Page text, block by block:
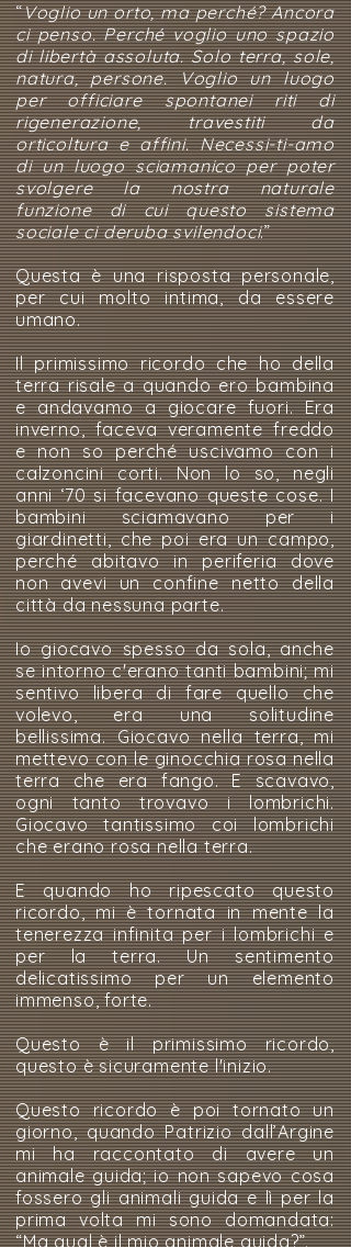
“Voglio un orto, ma perché? Ancora
ci penso. Perché voglio uno spazio
di libertà assoluta. Solo terra, sole,
natura, persone. Voglio un luogo
per officiare spontanei riti di
rigenerazione, travestiti da
orticoltura e affini. Necessi-ti-amo
di un luogo sciamanico per poter
svolgere la nostra naturale
funzione di cui questo sistema
sociale ci deruba svilendoci.”
Questa è una risposta personale,
per cui molto intima, da essere
umano.
Il primissimo ricordo che ho della
terra risale a quando ero bambina
e andavamo a giocare fuori. Era
inverno, faceva veramente freddo
e non so perché uscivamo con i
calzoncini corti. Non lo so, negli
anni ‘70 si facevano queste cose. I
bambini sciamavano per i
giardinetti, che poi era un campo,
perché abitavo in periferia dove
non avevi un confine netto della
città da nessuna parte.
Io giocavo spesso da sola, anche
se intorno c'erano tanti bambini; mi
sentivo libera di fare quello che
volevo, era una solitudine
bellissima. Giocavo nella terra, mi
mettevo con le ginocchia rosa nella
terra che era fango. E scavavo,
ogni tanto trovavo i lombrichi.
Giocavo tantissimo coi lombrichi
che erano rosa nella terra.
E quando ho ripescato questo
ricordo, mi è tornata in mente la
tenerezza infinita per i lombrichi e
per la terra. Un sentimento
delicatissimo per un elemento
immenso, forte.
Questo è il primissimo ricordo,
questo è sicuramente l'inizio.
Questo ricordo è poi tornato un
giorno, quando Patrizio dall’Argine
mi ha raccontato di avere un
animale guida; io non sapevo cosa
fossero gli animali guida e lì per la
prima volta mi sono domandata:
“Ma qual è il mio animale guida?”.